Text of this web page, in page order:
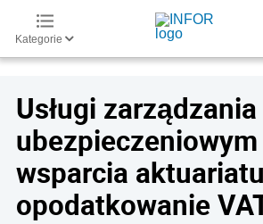
Kategorie
Usługi
ubezpieczeniowym
wsparcia
opodatkowanie